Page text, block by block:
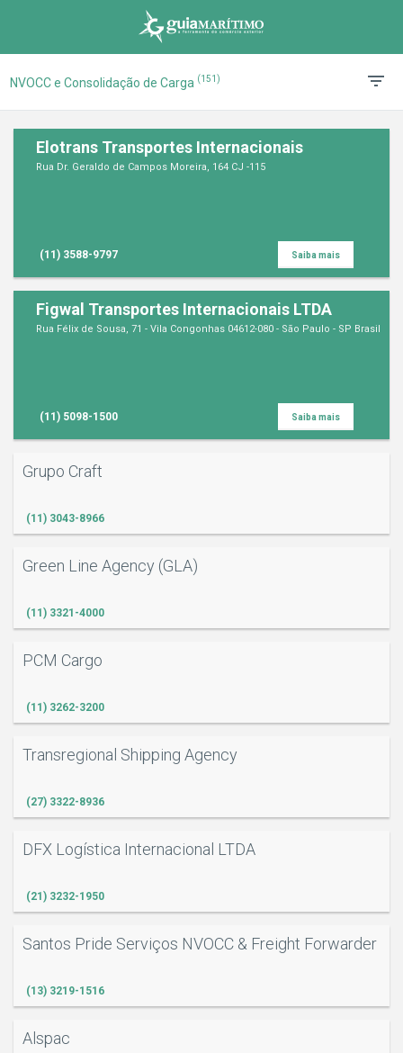
NVOCC e Consolidação de Carga (151)
Elotrans Transportes Internacionais
Rua Dr. Geraldo de Campos Moreira, 164 CJ -115
(11) 3588-9797 Saiba mais
Figwal Transportes Internacionais LTDA
Rua Félix de Sousa, 71 - Vila Congonhas 04612-080 - São Paulo - SP Brasil
(11) 5098-1500 Saiba mais
Grupo Craft
(11) 3043-8966
Green Line Agency (GLA)
(11) 3321-4000
PCM Cargo
(11) 3262-3200
Transregional Shipping Agency
(27) 3322-8936
DFX Logística Internacional LTDA
(21) 3232-1950
Santos Pride Serviços NVOCC & Freight Forwarder
(13) 3219-1516
Alspac